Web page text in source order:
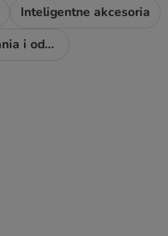
Inteligentne akcesoria
Akcesoria do sprzątania i odświeżacze